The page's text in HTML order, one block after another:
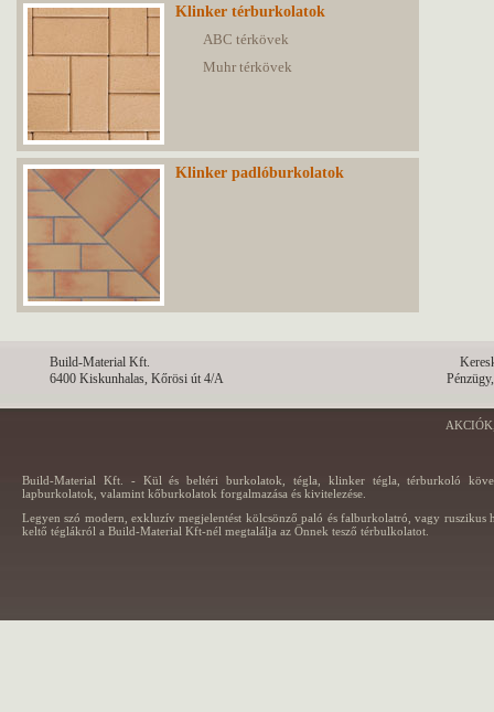
Klinker térburkolatok
ABC térkövek
Muhr térkövek
Klinker padlóburkolatok
Build-Material Kft.
6400 Kiskunhalas, Kőrösi út 4/A
Build-Material Kft. - Kül és beltéri burkolatok, tégla, klinker tégla, térburkoló
lapburkolatok, valamint kőburkolatok forgalmazása és kivitelezése.
Legyen szó modern, exkluzív megjelentést kölcsönző paló és falburkolatró, vagy ruszikus
keltő téglákról a Build-Material Kft-nél megtalálja az Önnek tesző térbulkolatot.